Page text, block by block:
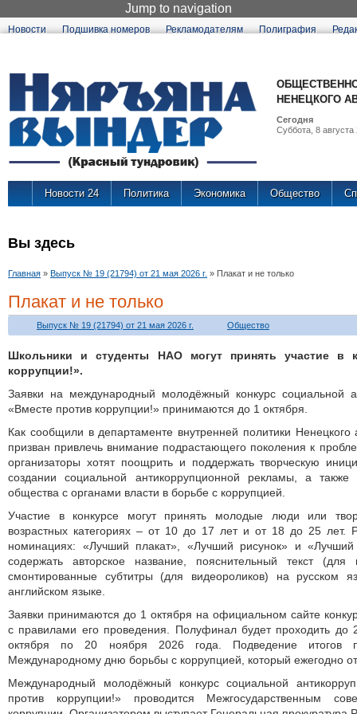
Jump to navigation
Новости Подшивка номеров Рекламодателям Полиграфия
НЕНЕЦКОГО
Сегодня
Суббота, 8 августа
Новости 24 Политика Экономика Общество
Вы здесь
Главная » Выпуск № 19 (21794) от 21 мая 2026 г. » Плакат и не только
Плакат и не только
Выпуск № 19 (21794) от 21 мая 2026 г. Общество
Школьники и студенты НАО могут принять участие в
коррупции!».
Заявки на международный молодёжный конкурс социальной
«Вместе против коррупции!» принимаются до 1 октября.
Как сообщили в департаменте внутренней политики Ненецкого
призван привлечь внимание подрастающего поколения к
организаторы хотят поощрить и поддержать творческую
создании социальной антикоррупционной рекламы, а также
общества с органами власти в борьбе с коррупцией.
Участие в конкурсе могут принять молодые люди или
возрастных категориях – от 10 до 17 лет и от 18 до 25 лет.
номинациях: «Лучший плакат», «Лучший рисунок» и
содержать авторское название, пояснительный текст
смонтированные субтитры (для видеороликов) на русском
английском языке.
Заявки принимаются до 1 октября на официальном сайте
с правилами его проведения. Полуфинал будет проходить
октября по 20 ноября 2026 года. Подведение итогов
Международному дню борьбы с коррупцией, который ежегодно
Международный молодёжный конкурс социальной
против коррупции!» проводится Межгосударственным